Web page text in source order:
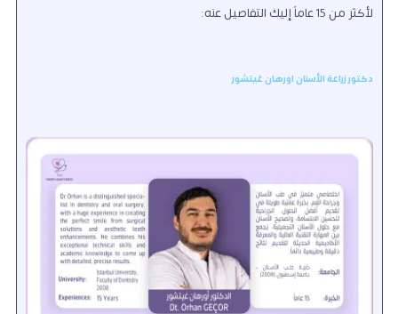
لأكثر من 15 عاماً إليك التفاصيل عنه:
دكتور زراعة الأسنان اورهان غيتشور